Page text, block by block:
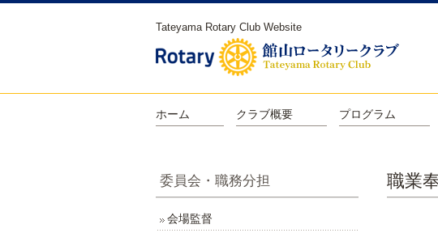
Tateyama Rotary Club Website
ホーム クラブ概要 プログラム
職業
委員会・職務分担
会場監督